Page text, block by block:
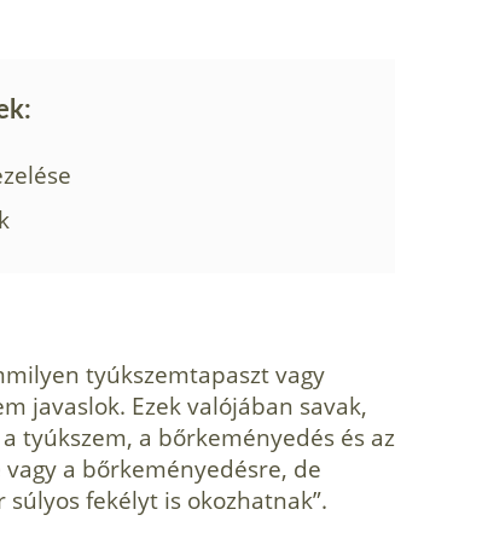
tyúkszemtapaszt vagy
javaslok. Ezek valójában savak,
tyúkszem, a bőrkeményedés és az
a bőrkeményedésre, de
fekélyt is okozhatnak”.